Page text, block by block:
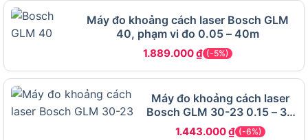
chiều rộng trong xây dựng nhanh chóng.
Tính diện tích, thể tích: Hỗ trợ thiết kế nội thất
và lập kế hoạch không gian.
Đo gián tiếp: Đo chiều cao hoặc khoảng cách
khó tiếp cận bằng công nghệ laser.
Ứng dụng ngoài trời: Đo đạc hiệu quả trong
phạm vi 40m với độ sai số thấp.
Máy đo khoảng cách laser Bosch GLM
40, phạm vi đo 0.05 – 40m
1.889.000₫ (-5%)
Máy đo khoảng cách laser
Bosch GLM 30-23 0.15 – 30
m
1.443.000₫ (-6%)